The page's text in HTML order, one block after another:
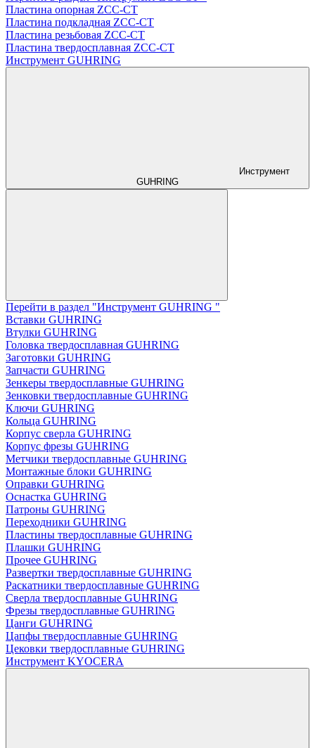
Пластина опорная ZCC-CT
Пластина подкладная ZCC-CT
Пластина резьбовая ZCC-CT
Пластина твердосплавная ZCC-CT
Инструмент GUHRING
Инструмент
GUHRING
Перейти в раздел "Инструмент GUHRING "
Вставки GUHRING
Втулки GUHRING
Головка твердосплавная GUHRING
Заготовки GUHRING
Запчасти GUHRING
Зенкеры твердосплавные GUHRING
Зенковки твердосплавные GUHRING
Ключи GUHRING
Кольца GUHRING
Корпус сверла GUHRING
Корпус фрезы GUHRING
Метчики твердосплавные GUHRING
Монтажные блоки GUHRING
Оправки GUHRING
Оснастка GUHRING
Патроны GUHRING
Переходники GUHRING
Пластины твердосплавные GUHRING
Плашки GUHRING
Прочее GUHRING
Развертки твердосплавные GUHRING
Раскатники твердосплавные GUHRING
Сверла твердосплавные GUHRING
Фрезы твердосплавные GUHRING
Цанги GUHRING
Цапфы твердосплавные GUHRING
Цековки твердосплавные GUHRING
Инструмент KYOCERA